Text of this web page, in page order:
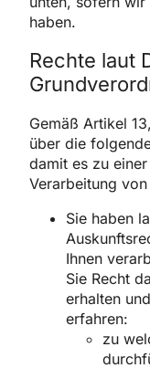
haben.
Rechte laut
Gemäß Artikel
über die
damit es zu
Verarbeitung
Sie haben
Ihnen
Sie Recht
erhalten
erfahren:
zu